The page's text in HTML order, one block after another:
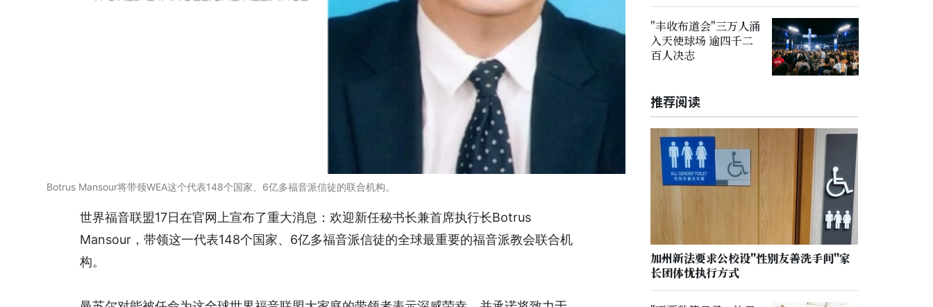
Botrus Mansour将带领WEA这个代表148个国家、6亿多福音派信徒的联合机构。
世界福音联盟17日在官网上宣布了重大消息：欢迎新任秘书长兼首席执行长Botrus
Mansour，带领这一代表148个国家、6亿多福音派信徒的全球最重要的福音派教会联合机
构。
"丰收布道会"三万人涌
入天使球场 逾四千二
百人决志
推荐阅读
加州新法要求公校设"性别友善洗手间"家
长团体忧执行方式